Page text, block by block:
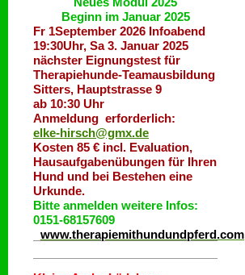
Beginn im Januar 2025
Fr 1September 2026 Infoabend
19:30Uhr, Sa 3. Januar 2025
nächster Eignungstest für
Therapiehunde-Teamausbildung
Sitters, Hauptstrasse 9
ab 10:30 Uhr
Anmeldung erforderlich:
elke-hirsch@gmx.de
Kosten 85 € incl. Evaluation,
Hausaufgabenübungen für Ihren
Hund und bei Bestehen eine
Urkunde.
Bitte anmelden weitere Infos:
0151-68157609
www.therapiemithundundpferd.com